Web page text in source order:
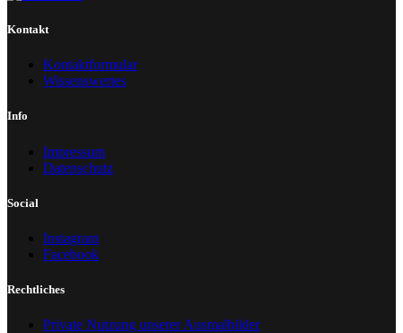
Kontakt
Kontaktformular
Wissenswertes
Info
Impressum
Datenschutz
Social
Instagram
Facebook
Rechtliches
Private Nutzung unserer Ausmalbilder